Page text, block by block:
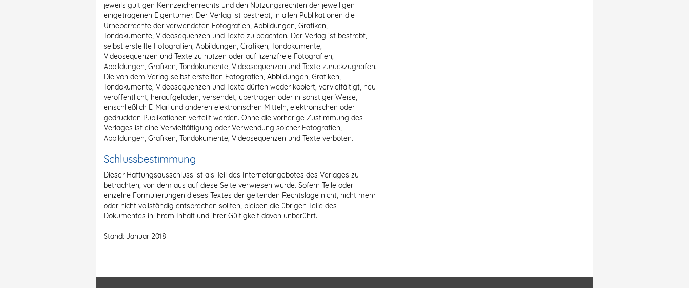
jeweils gültigen Kennzeichenrechts und den Nutzungsrechten der jeweiligen
eingetragenen Eigentümer. Der Verlag ist bestrebt, in allen Publikationen die
Urheberrechte der verwendeten Fotografien, Abbildungen, Grafiken,
Tondokumente, Videosequenzen und Texte zu beachten. Der Verlag ist bestrebt,
selbst erstellte Fotografien, Abbildungen, Grafiken, Tondokumente,
Videosequenzen und Texte zu nutzen oder auf lizenzfreie Fotografien,
Abbildungen, Grafiken, Tondokumente, Videosequenzen und Texte zurückzugreifen.
Die von dem Verlag selbst erstellten Fotografien, Abbildungen, Grafiken,
Tondokumente, Videosequenzen und Texte dürfen weder kopiert, vervielfältigt, neu
veröffentlicht, heraufgeladen, versendet, übertragen oder in sonstiger Weise,
einschließlich E-Mail und anderen elektronischen Mitteln, elektronischen oder
gedruckten Publikationen verteilt werden. Ohne die vorherige Zustimmung des
Verlages ist eine Vervielfältigung oder Verwendung solcher Fotografien,
Abbildungen, Grafiken, Tondokumente, Videosequenzen und Texte verboten.
Schlussbestimmung
Dieser Haftungsausschluss ist als Teil des Internetangebotes des Verlages zu
betrachten, von dem aus auf diese Seite verwiesen wurde. Sofern Teile oder
einzelne Formulierungen dieses Textes der geltenden Rechtslage nicht, nicht mehr
oder nicht vollständig entsprechen sollten, bleiben die übrigen Teile des
Dokumentes in ihrem Inhalt und ihrer Gültigkeit davon unberührt.
Stand: Januar 2018